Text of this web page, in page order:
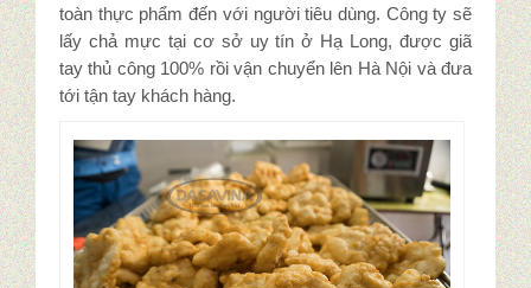
toàn thực phẩm đến với người tiêu dùng. Công ty sẽ
lấy chả mực tại cơ sở uy tín ở Hạ Long, được giã
tay thủ công 100% rồi vận chuyển lên Hà Nội và đưa
tới tận tay khách hàng.